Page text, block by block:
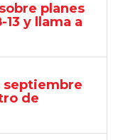
planes
y llama a
septiembre
de